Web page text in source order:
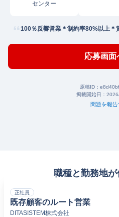
センター
100％反響営業＊制約率80%以上＊
応募画面
原稿ID：
掲載開始日：
問題を報告
職種と勤務地
正社員
既存顧客のルート営業
DITASISTEM株式会社